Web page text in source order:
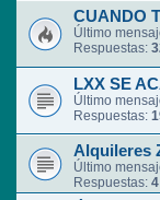
CUANDO
Último
Respuestas:
LXX SE
Último
Respuestas:
Alquileres
Último
Respuestas: 4